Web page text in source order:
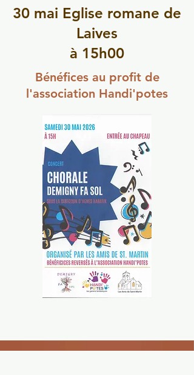
30 mai Eglise romane de
Laives
à 15h00
Bénéfices au profit de
l'association Handi'potes